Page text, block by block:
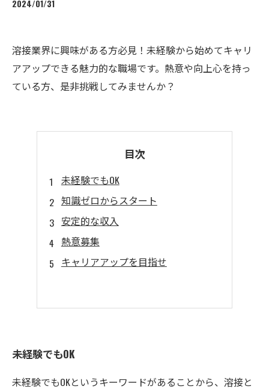
2024/01/31
溶接業界に興味がある方必見！未経験から始めてキャリ
アアップできる魅力的な職場です。熱意や向上心を持っ
ている方、是非挑戦してみませんか？
目次
未経験でもOK
知識ゼロからスタート
安定的な収入
熱意募集
キャリアアップを目指せ
未経験でもOK
未経験でもOKというキーワードがあることから、溶接と